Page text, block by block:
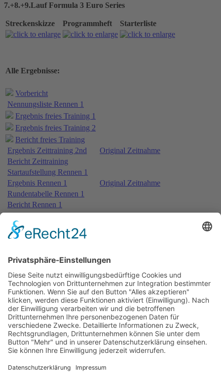
7.+8.+9.Lauf Formula 3 Euro Series
Streckenskizze Programmheft Starterliste
Alle Ergebnisse:
Vorbericht
Nennungsliste Rennen 1
Ergebnis freies Training 1
Ergebnis freies Training 2
Bericht freies Training
Ergebnis Zeittraining 2nd
Original Zeitnahme
Bericht Zeittraining
Startaufstellung Rennen 1
Ergebnis Rennen 1
Original Zeitnahme
Rundentabelle Rennen 1
Bericht Rennen 1
Nennungsliste Rennen 2
Startaufstellung Rennen 2
Rundentabelle Rennen 2
Nennungsliste Rennen 3
Ergebnis Zeittraining
Original Zeitnahme
Startaufstellung Rennen 3
Ergebnis Rennen 3
Original Zeitnahme
Rundentabelle Rennen 3
Bericht Rennen 3
Impressum